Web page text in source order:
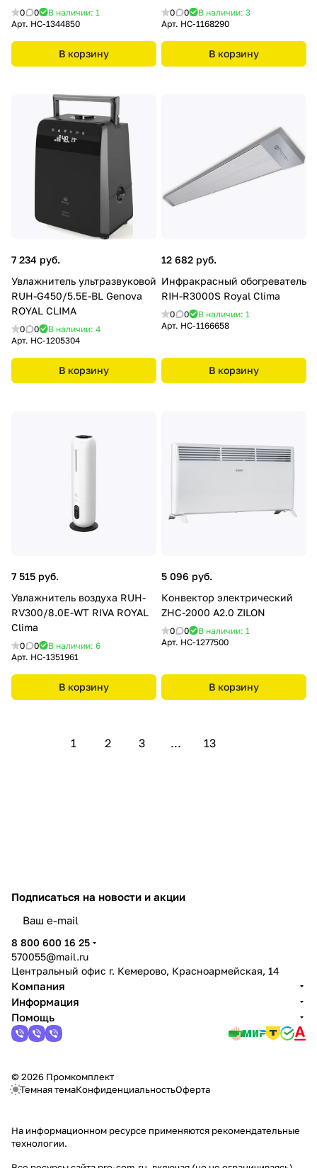
0 0
В наличии: 1
Арт. HC-1344850
В корзину
0 0
В наличии: 3
Арт. HC-1168290
В корзину
7 234 руб.
Увлажнитель ультразвуковой
RUH-G450/5.5E-BL Genova
ROYAL CLIMA
0 0
В наличии: 4
Арт. HC-1205304
В корзину
12 682 руб.
Инфракрасный обогреватель
RIH-R3000S Royal Clima
0 0
В наличии: 1
Арт. HC-1166658
В корзину
7 515 руб.
Увлажнитель воздуха RUH-
RV300/8.0E-WT RIVA ROYAL
Clima
0 0
В наличии: 6
Арт. HC-1351961
В корзину
5 096 руб.
Конвектор электрический
ZHC-2000 A2.0 ZILON
0 0
В наличии: 1
Арт. HC-1277500
В корзину
1 2 3 ... 13
Подписаться на новости и акции
8 800 600 16 25
570055@mail.ru
Центральный офис г. Кемерово, Красноармейская, 14
Компания
Информация
Помощь
© 2026 Промкомплект
Темная темаКонфиденциальностьОферта
На информационном ресурсе применяются рекомендательные
технологии.